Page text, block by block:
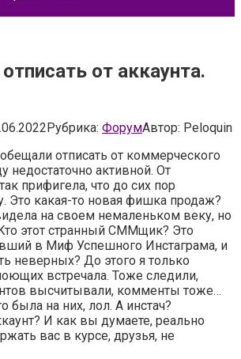
от аккаунта.
Рубрика: ФорумАвтор: Peloquin
отписать от коммерческого
недостаточно активной. От
прифигела, что до сих пор
Это какая-то новая фишка продаж?
на своем немаленьком веку, но
этот странный СММщик? Это
в Миф Успешного Инстаграма, и
неверных? До этого я только
встречала. Тоже следили,
высчитывали, комменты тоже…
была на них, лол. А инстач?
И как вы думаете, реально
вас в курсе, друзья, не